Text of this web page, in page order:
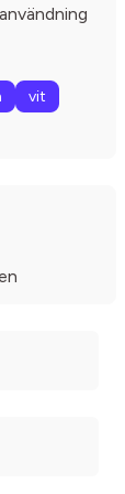
vit